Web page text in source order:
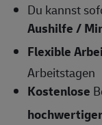
Du kannst
Aushilfe /
Flexible
Arbeitstagen
Kostenlose